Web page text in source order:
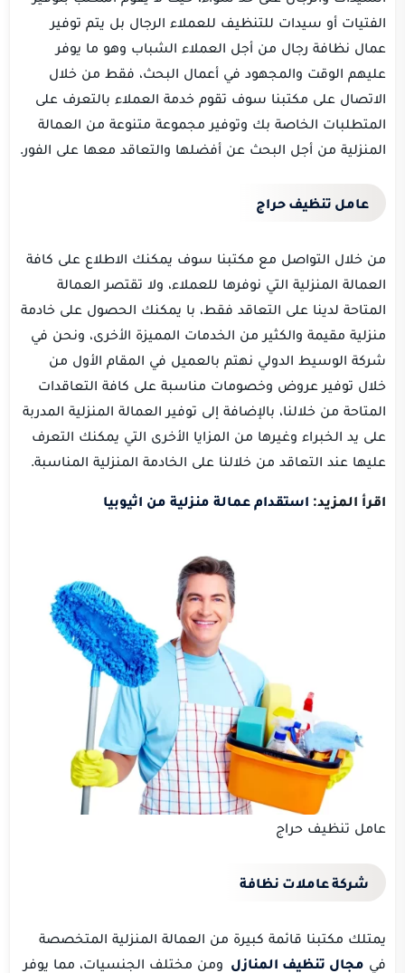
الفتيات أو سيدات للتنظيف للعملاء الرجال بل يتم توفير
عمال نظافة رجال من أجل العملاء الشباب وهو ما يوفر
عليهم الوقت والمجهود في أعمال البحث، فقط من خلال
الاتصال على مكتبنا سوف تقوم خدمة العملاء بالتعرف على
المتطلبات الخاصة بك وتوفير مجموعة متنوعة من العمالة
المنزلية من أجل البحث عن أفضلها والتعاقد معها على الفور.
عامل تنظيف حراج
من خلال التواصل مع مكتبنا سوف يمكنك الاطلاع على كافة
العمالة المنزلية التي نوفرها للعملاء، ولا تقتصر العمالة
المتاحة لدينا على التعاقد فقط، با يمكنك الحصول على خادمة
منزلية مقيمة والكثير من الخدمات المميزة الأخرى، ونحن في
شركة الوسيط الدولي نهتم بالعميل في المقام الأول من
خلال توفير عروض وخصومات مناسبة على كافة التعاقدات
المتاحة من خلالنا، بالإضافة إلى توفير العمالة المنزلية المدربة
على يد الخبراء وغيرها من المزايا الأخرى التي يمكنك التعرف
عليها عند التعاقد من خلالنا على الخادمة المنزلية المناسبة.
اقرأ المزيد: استقدام عمالة منزلية من اثيوبيا
عامل تنظيف حراج
شركة عاملات نظافة
يمتلك مكتبنا قائمة كبيرة من العمالة المنزلية المتخصصة
في مجال تنظيف المنازل ومن مختلف الجنسيات، مما يوفر